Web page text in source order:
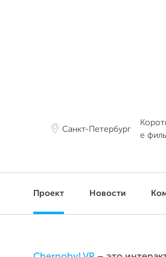
Санкт-Петербург
е
Проект Новости